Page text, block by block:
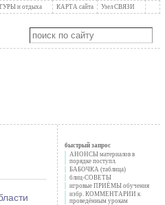
и отдыха КАРТА сайта Узел СВЯЗИ
быстрый запрос
АНОНСЫ материалов в
порядке поступл.
БАБОЧКА (таблица)
блиц-СОВЕТЫ
игровые ПРИЁМЫ обучения
избр. КОММЕНТАРИИ к
проведённым урокам